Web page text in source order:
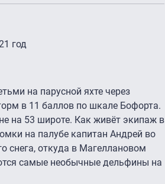
год
на парусной яхте через
в 11 баллов по шкале Бофорта.
на 53 широте. Как живёт экипаж в
на палубе капитан Андрей во
снега, откуда в Магеллановом
самые необычные дельфины на